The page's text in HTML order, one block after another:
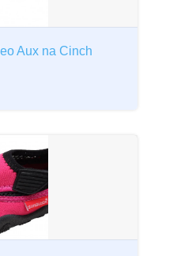
Aux na Cinch